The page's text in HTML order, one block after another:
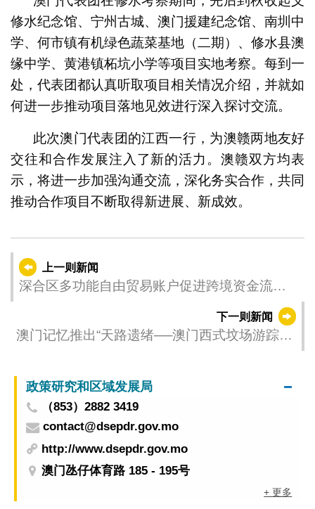
修水纪念馆、宁州古城、澳门援建纪念馆、南圳中
学、何市镇有机绿色蔬菜基地（二期）、修水县澳
缘中学、黄港镇柘坑小学等项目实地考察。每到一
处，代表团都认真听取项目相关情况介绍，并就如
何进一步推动项目落地见效进行深入探讨交流。
此次澳门代表团的江西一行，为澳赣两地友好
交往和合作发展注入了新的活力。澳赣双方均表
示，将进一步加强沟通交流，深化务实合作，共同
推动合作项目不断取得新进展、新成效。
上一则新闻
深合区多功能自由贸易账户促进跨境资金流通
下一则新闻
澳门记忆推出“天路遗绪──澳门西式坟场游踪”
政策研究和区域发展局
（853）2882 3419
contact@dsepdr.gov.mo
http://www.dsepdr.gov.mo
澳门氹仔体育路 185 - 195号
+ 更多